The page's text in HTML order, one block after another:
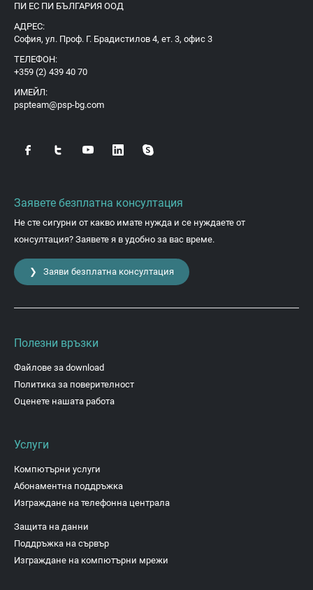
ПИ ЕС ПИ БЪЛГАРИЯ ООД
АДРЕС:
София, ул. Проф. Г. Брадистилов 4, ет. 3, офис 3
ТЕЛЕФОН:
+359 (2) 439 40 70
ИМЕЙЛ:
pspteam@psp-bg.com
Заявете безплатна консултация
Не сте сигурни от какво имате нужда и се нуждаете от
консултация? Заявете я в удобно за вас време.
❯ Заяви безплатна консултация
Полезни връзки
Файлове за download
Политика за поверителност
Оценете нашата работа
Услуги
Компютърни услуги
Абонаментна поддръжка
Изграждане на телефонна централа
Защита на данни
Поддръжка на сървър
Изграждане на компютърни мрежи